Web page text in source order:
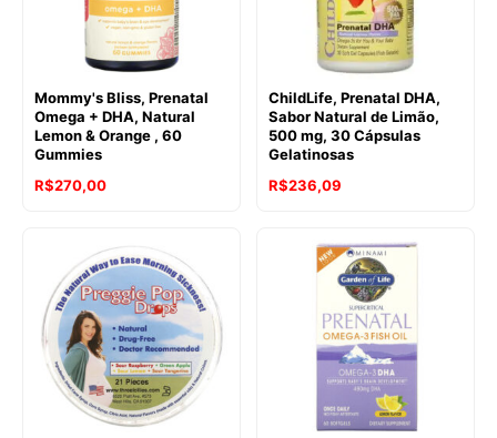
Mommy's Bliss, Prenatal
Omega + DHA, Natural
Lemon & Orange , 60
Gummies
R$270,00
ChildLife, Prenatal DHA,
Sabor Natural de Limão,
500 mg, 30 Cápsulas
Gelatinosas
R$236,09